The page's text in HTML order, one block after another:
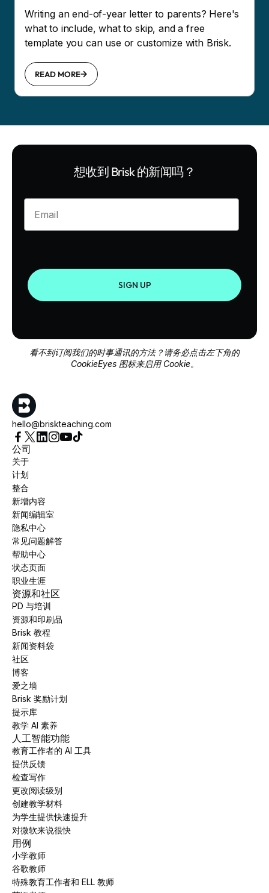
Writing an end-of-year letter to parents? Here's
what to include, what to skip, and a free
template you can use or customize with Brisk.
READ MORE
想收到 Brisk 的新闻吗？
Enter your email
SIGN UP
看不到订阅我们的时事通讯的方法？请务必点击左下角的
CookieEyes 图标来启用 Cookie。
hello@briskteaching.com
公司
关于
计划
整合
新增内容
新闻编辑室
隐私中心
常见问题解答
帮助中心
状态页面
职业生涯
资源和社区
PD 与培训
资源和印刷品
Brisk 教程
新闻资料袋
社区
博客
爱之墙
Brisk 奖励计划
提示库
教学 AI 素养
人工智能功能
教育工作者的 AI 工具
提供反馈
检查写作
更改阅读级别
创建教学材料
为学生提供快速提升
对微软来说很快
用例
小学教师
谷歌教师
特殊教育工作者和 ELL 教师